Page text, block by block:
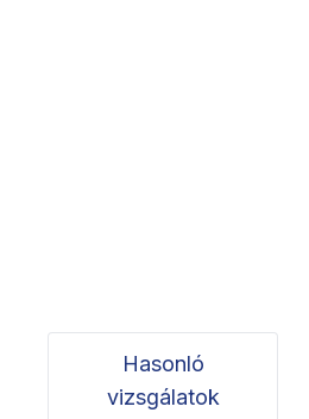
Hasonló
vizsgálatok